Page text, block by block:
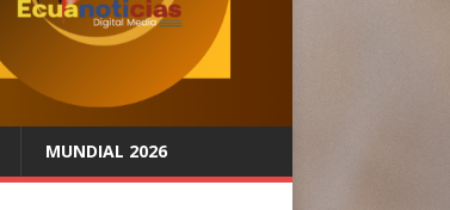
MUNDIAL 2026